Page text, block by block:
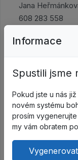
Jana
608 283 558
Informace
Spustili jsme
Pokud jste u nás
novém systému
prosím
my vám obratem